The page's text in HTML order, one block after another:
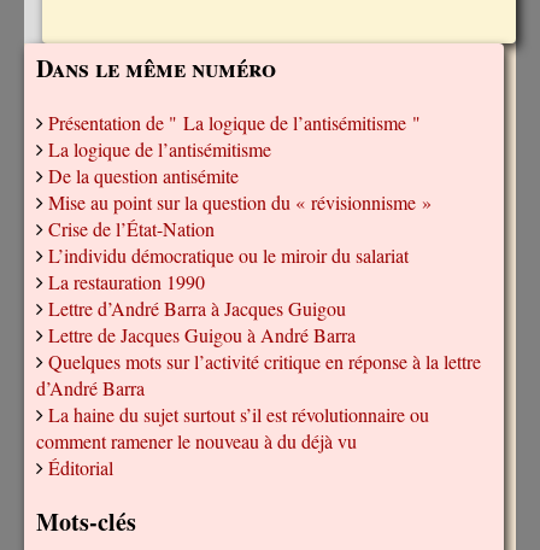
Dans le même numéro
Présentation de " La logique de l’antisémitisme "
La logique de l’antisémitisme
De la question antisémite
Mise au point sur la question du « révisionnisme »
Crise de l’État-Nation
L’individu démocratique ou le miroir du salariat
La restauration 1990
Lettre d’André Barra à Jacques Guigou
Lettre de Jacques Guigou à André Barra
Quelques mots sur l’activité critique en réponse à la lettre
d’André Barra
La haine du sujet surtout s’il est révolutionnaire ou
comment ramener le nouveau à du déjà vu
Éditorial
Mots-clés